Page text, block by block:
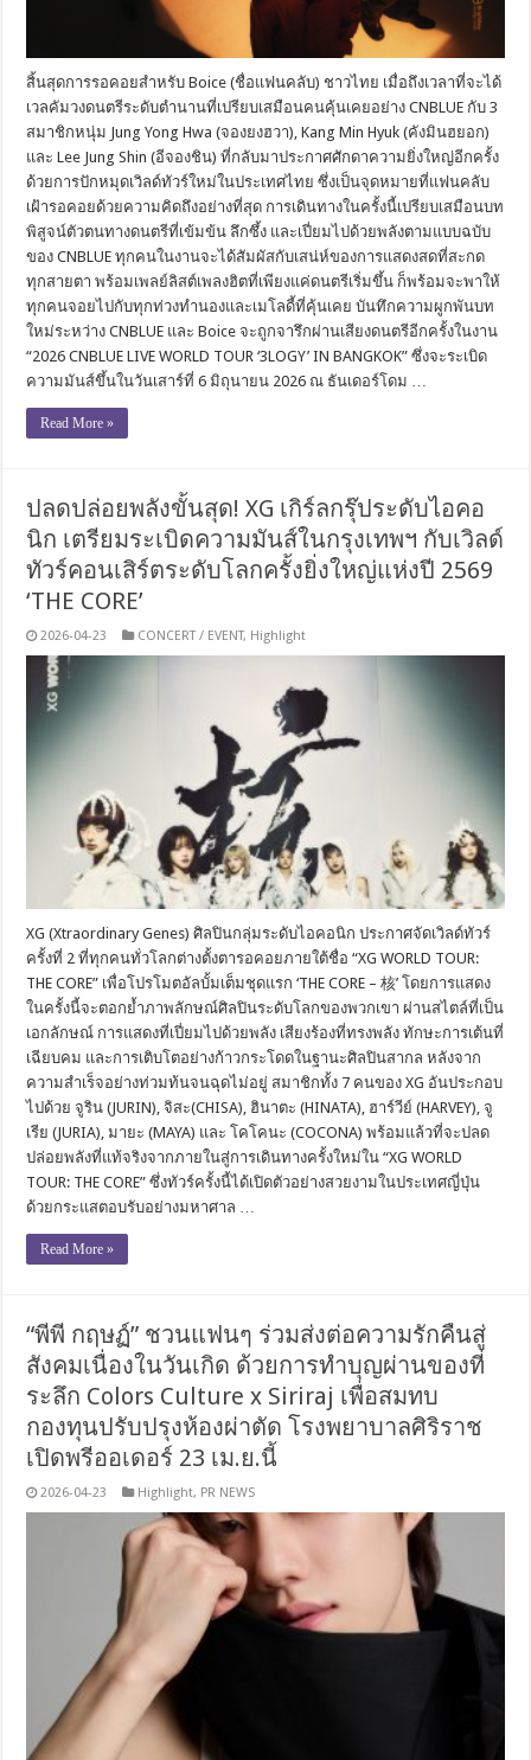
สิ้นสุดการรอคอยสำหรับ Boice (ชื่อแฟนคลับ) ชาวไทย เมื่อถึงเวลาที่จะได้
เวลคัมวงดนตรีระดับตำนานที่เปรียบเสมือนคนคุ้นเคยอย่าง CNBLUE กับ 3
สมาชิกหนุ่ม Jung Yong Hwa (จองยงฮวา), Kang Min Hyuk (คังมินฮยอก)
และ Lee Jung Shin (อีจองชิน) ที่กลับมาประกาศศักดาความยิ่งใหญ่อีกครั้ง
ด้วยการปักหมุดเวิลด์ทัวร์ใหม่ในประเทศไทย ซึ่งเป็นจุดหมายที่แฟนคลับ
เฝ้ารอคอยด้วยความคิดถึงอย่างที่สุด การเดินทางในครั้งนี้เปรียบเสมือนบท
พิสูจน์ตัวตนทางดนตรีที่เข้มข้น ลึกซึ้ง และเปี่ยมไปด้วยพลังตามแบบฉบับ
ของ CNBLUE ทุกคนในงานจะได้สัมผัสกับเสน่ห์ของการแสดงสดที่สะกด
ทุกสายตา พร้อมเพลย์ลิสต์เพลงฮิตที่เพียงแค่ดนตรีเริ่มขึ้น ก็พร้อมจะพาให้
ทุกคนจอยไปกับทุกท่วงทำนองและเมโลดี้ที่คุ้นเคย บันทึกความผูกพันบท
ใหม่ระหว่าง CNBLUE และ Boice จะถูกจารึกผ่านเสียงดนตรีอีกครั้งในงาน
“2026 CNBLUE LIVE WORLD TOUR ‘3LOGY’ IN BANGKOK” ซึ่งจะระเบิด
ความมันส์ขึ้นในวันเสาร์ที่ 6 มิถุนายน 2026 ณ ธันเดอร์โดม …
Read More »
ปลดปล่อยพลังขั้นสุด! XG เกิร์ลกรุ๊ประดับไอคอ
นิก เตรียมระเบิดความมันส์ในกรุงเทพฯ กับเวิลด์
ทัวร์คอนเสิร์ตระดับโลกครั้งยิ่งใหญ่แห่งปี 2569
‘THE CORE’
2026-04-23 CONCERT / EVENT, Highlight
XG (Xtraordinary Genes) ศิลปินกลุ่มระดับไอคอนิก ประกาศจัดเวิลด์ทัวร์
ครั้งที่ 2 ที่ทุกคนทั่วโลกต่างตั้งตารอคอยภายใต้ชื่อ “XG WORLD TOUR:
THE CORE” เพื่อโปรโมตอัลบั้มเต็มชุดแรก ‘THE CORE – 核’ โดยการแสดง
ในครั้งนี้จะตอกย้ำภาพลักษณ์ศิลปินระดับโลกของพวกเขา ผ่านสไตล์ที่เป็น
เอกลักษณ์ การแสดงที่เปี่ยมไปด้วยพลัง เสียงร้องที่ทรงพลัง ทักษะการเต้นที่
เฉียบคม และการเติบโตอย่างก้าวกระโดดในฐานะศิลปินสากล หลังจาก
ความสำเร็จอย่างท่วมท้นจนฉุดไม่อยู่ สมาชิกทั้ง 7 คนของ XG อันประกอบ
ไปด้วย จูริน (JURIN), จิสะ(CHISA), ฮินาตะ (HINATA), ฮาร์วีย์ (HARVEY), จู
เรีย (JURIA), มายะ (MAYA) และ โคโคนะ (COCONA) พร้อมแล้วที่จะปลด
ปล่อยพลังที่แท้จริงจากภายในสู่การเดินทางครั้งใหม่ใน “XG WORLD
TOUR: THE CORE” ซึ่งทัวร์ครั้งนี้ได้เปิดตัวอย่างสวยงามในประเทศญี่ปุ่น
ด้วยกระแสตอบรับอย่างมหาศาล …
Read More »
“พีพี กฤษฏ์” ชวนแฟนๆ ร่วมส่งต่อความรักคืนสู่
สังคมเนื่องในวันเกิด ด้วยการทำบุญผ่านของที่
ระลึก Colors Culture x Siriraj เพื่อสมทบ
กองทุนปรับปรุงห้องผ่าตัด โรงพยาบาลศิริราช
เปิดพรีออเดอร์ 23 เม.ย.นี้
2026-04-23 Highlight, PR NEWS